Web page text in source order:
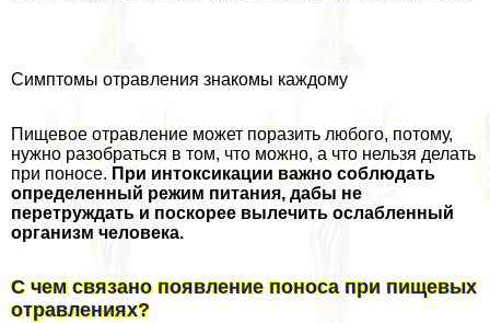
Симптомы отравления знакомы каждому
Пищевое отравление может поразить любого, потому,
нужно разобраться в том, что можно, а что нельзя делать
при поносе. При интоксикации важно соблюдать
определенный режим питания, дабы не
перетруждать и поскорее вылечить ослабленный
организм человека.
С чем связано появление поноса при пищевых
отравлениях?